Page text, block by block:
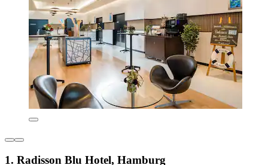
1. Radisson Blu Hotel, Hamburg